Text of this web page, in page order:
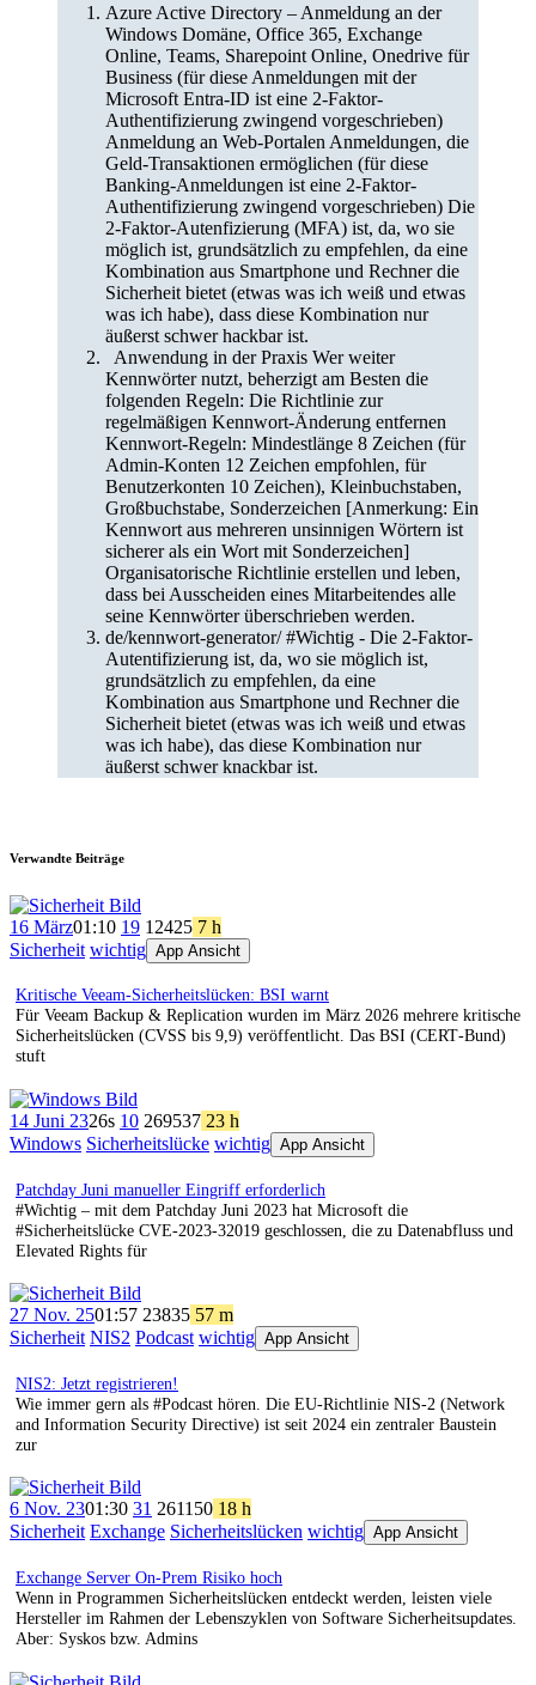
Azure Active Directory – Anmeldung an der
Windows Domäne, Office 365, Exchange
Online, Teams, Sharepoint Online, Onedrive für
Business (für diese Anmeldungen mit der
Microsoft Entra-ID ist eine 2-Faktor-
Authentifizierung zwingend vorgeschrieben)
Anmeldung an Web-Portalen Anmeldungen, die
Geld-Transaktionen ermöglichen (für diese
Banking-Anmeldungen ist eine 2-Faktor-
Authentifizierung zwingend vorgeschrieben) Die
2-Faktor-Autenfizierung (MFA) ist, da, wo sie
möglich ist, grundsätzlich zu empfehlen, da eine
Kombination aus Smartphone und Rechner die
Sicherheit bietet (etwas was ich weiß und etwas
was ich habe), dass diese Kombination nur
äußerst schwer hackbar ist.
Anwendung in der Praxis Wer weiter
Kennwörter nutzt, beherzigt am Besten die
folgenden Regeln: Die Richtlinie zur
regelmäßigen Kennwort-Änderung entfernen
Kennwort-Regeln: Mindestlänge 8 Zeichen (für
Admin-Konten 12 Zeichen empfohlen, für
Benutzerkonten 10 Zeichen), Kleinbuchstaben,
Großbuchstabe, Sonderzeichen [Anmerkung: Ein
Kennwort aus mehreren unsinnigen Wörtern ist
sicherer als ein Wort mit Sonderzeichen]
Organisatorische Richtlinie erstellen und leben,
dass bei Ausscheiden eines Mitarbeitendes alle
seine Kennwörter überschrieben werden.
de/kennwort-generator/ #Wichtig - Die 2-Faktor-
Autentifizierung ist, da, wo sie möglich ist,
grundsätzlich zu empfehlen, da eine
Kombination aus Smartphone und Rechner die
Sicherheit bietet (etwas was ich weiß und etwas
was ich habe), das diese Kombination nur
äußerst schwer knackbar ist.
Verwandte Beiträge
16 März01:10 19 12425 7 h
Sicherheit wichtig App Ansicht
Kritische Veeam‑Sicherheitslücken: BSI warnt
Für Veeam Backup & Replication wurden im März 2026 mehrere kritische
Sicherheitslücken (CVSS bis 9,9) veröffentlicht. Das BSI (CERT‑Bund)
stuft
14 Juni 2326s 10 269537 23 h
Windows Sicherheitslücke wichtig App Ansicht
Patchday Juni manueller Eingriff erforderlich
#Wichtig – mit dem Patchday Juni 2023 hat Microsoft die
#Sicherheitslücke CVE-2023-32019 geschlossen, die zu Datenabfluss und
Elevated Rights für
27 Nov. 2501:57 23835 57 m
Sicherheit NIS2 Podcast wichtig App Ansicht
NIS2: Jetzt registrieren!
Wie immer gern als #Podcast hören. Die EU-Richtlinie NIS-2 (Network
and Information Security Directive) ist seit 2024 ein zentraler Baustein
zur
6 Nov. 2301:30 31 261150 18 h
Sicherheit Exchange Sicherheitslücken wichtig App Ansicht
Exchange Server On-Prem Risiko hoch
Wenn in Programmen Sicherheitslücken entdeckt werden, leisten viele
Hersteller im Rahmen der Lebenszyklen von Software Sicherheitsupdates.
Aber: Syskos bzw. Admins